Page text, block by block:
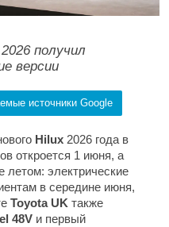
получил
версии
источники Google
Hilux 2026 года в
откроется 1 июня, а
летом: электрические
в середине июня,
Toyota UK также
48V и первый